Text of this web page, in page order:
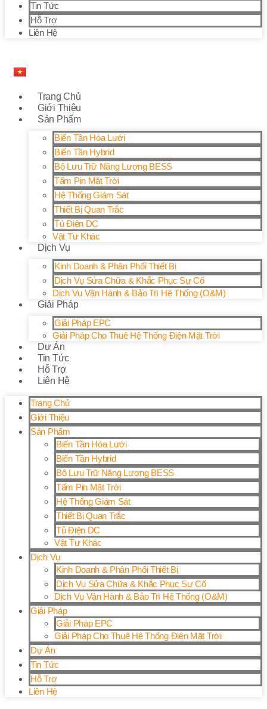
Tin Tức
Hỗ Trợ
Liên Hệ
Trang Chủ
Giới Thiệu
Sản Phẩm
Biến Tần Hòa Lưới
Biến Tần Hybrid
Bộ Lưu Trữ Năng Lượng BESS
Tấm Pin Mặt Trời
Hệ Thống Giám Sát
Thiết Bị Quan Trắc
Tủ Điện DC
Vật Tư Khác
Dịch Vụ
Kinh Doanh & Phân Phối Thiết Bị
Dịch Vụ Sửa Chữa & Khắc Phục Sự Cố
Dịch Vụ Vận Hành & Bảo Trì Hệ Thống (O&M)
Giải Pháp
Giải Pháp EPC
Giải Pháp Cho Thuê Hệ Thống Điện Mặt Trời
Dự Án
Tin Tức
Hỗ Trợ
Liên Hệ
Trang Chủ
Giới Thiệu
Sản Phẩm
Biến Tần Hòa Lưới
Biến Tần Hybrid
Bộ Lưu Trữ Năng Lượng BESS
Tấm Pin Mặt Trời
Hệ Thống Giám Sát
Thiết Bị Quan Trắc
Tủ Điện DC
Vật Tư Khác
Dịch Vụ
Kinh Doanh & Phân Phối Thiết Bị
Dịch Vụ Sửa Chữa & Khắc Phục Sự Cố
Dịch Vụ Vận Hành & Bảo Trì Hệ Thống (O&M)
Giải Pháp
Giải Pháp EPC
Giải Pháp Cho Thuê Hệ Thống Điện Mặt Trời
Dự Án
Tin Tức
Hỗ Trợ
Liên Hệ